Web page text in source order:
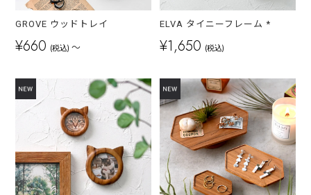
GROVE ウッドトレイ
¥660 (税込) ～
ELVA タイニーフレーム *
¥1,650 (税込)